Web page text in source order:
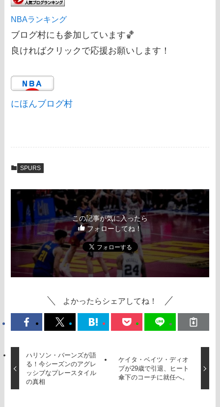
NBAランキング
ブログ村にも参加しています🏀
良ければクリックで応援お願いします！
にほんブログ村
SPURS
この記事が気に入ったら
フォローしてね！
よかったらシェアしてね！
ハリソン・バーンズが語
る！今シーズンのアグレ
ッシブなプレースタイル
の真相
ケイタ・ベイツ・ディオ
プが29歳で引退、ヒート
傘下のコーチに就任へ。